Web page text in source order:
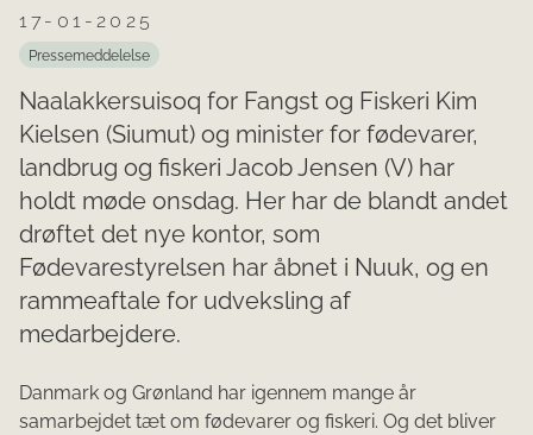
17-01-2025
Pressemeddelelse
Naalakkersuisoq for Fangst og Fiskeri Kim
Kielsen (Siumut) og minister for fødevarer,
landbrug og fiskeri Jacob Jensen (V) har
holdt møde onsdag. Her har de blandt andet
drøftet det nye kontor, som
Fødevarestyrelsen har åbnet i Nuuk, og en
rammeaftale for udveksling af
medarbejdere.
Danmark og Grønland har igennem mange år
samarbejdet tæt om fødevarer og fiskeri. Og det bliver